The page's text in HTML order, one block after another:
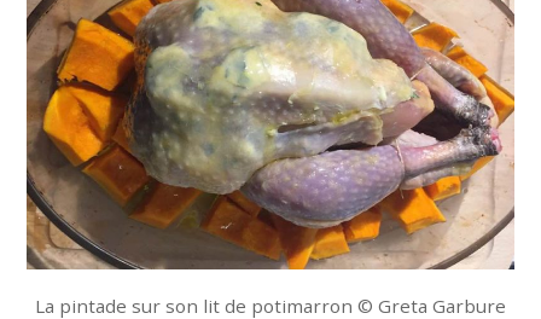
La pintade sur son lit de potimarron © Greta Garbure